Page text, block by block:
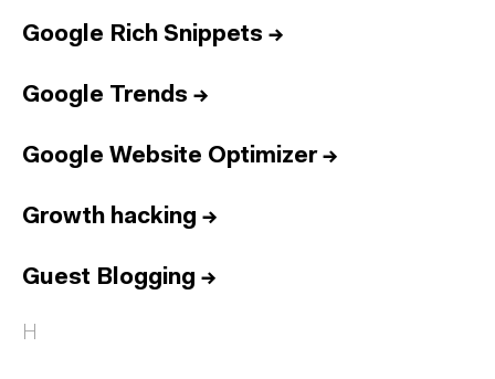
Google Rich Snippets →
Google Trends →
Google Website Optimizer→
Growth hacking →
Guest Blogging →
H